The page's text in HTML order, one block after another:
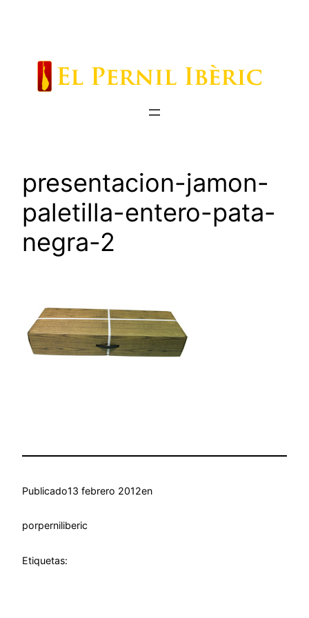
presentacion-jamon-
paletilla-entero-pata-
negra-2
Publicado13 febrero 2012en
porperniliberic
Etiquetas: